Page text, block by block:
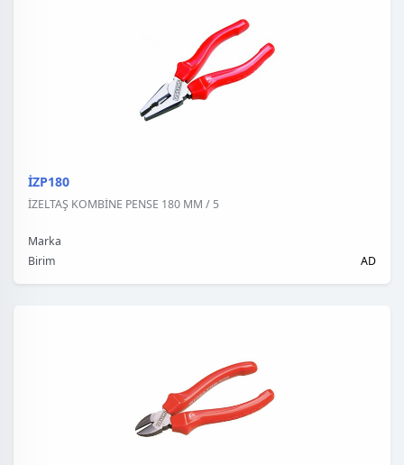
İZP180
İZELTAŞ KOMBİNE PENSE 180 MM / 5
Marka
Birim
AD